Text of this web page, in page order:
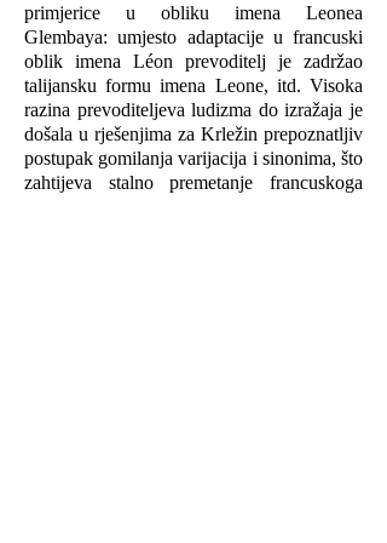
primjerice u obliku imena Leonea
Glembaya: umjesto adaptacije u francuski
oblik imena Léon prevoditelj je zadržao
talijansku formu imena Leone, itd. Visoka
razina prevoditeljeva ludizma do izražaja je
došala u rješenjima za Krležin prepoznatljiv
postupak gomilanja varijacija i sinonima, što
zahtijeva stalno premetanje francuskoga